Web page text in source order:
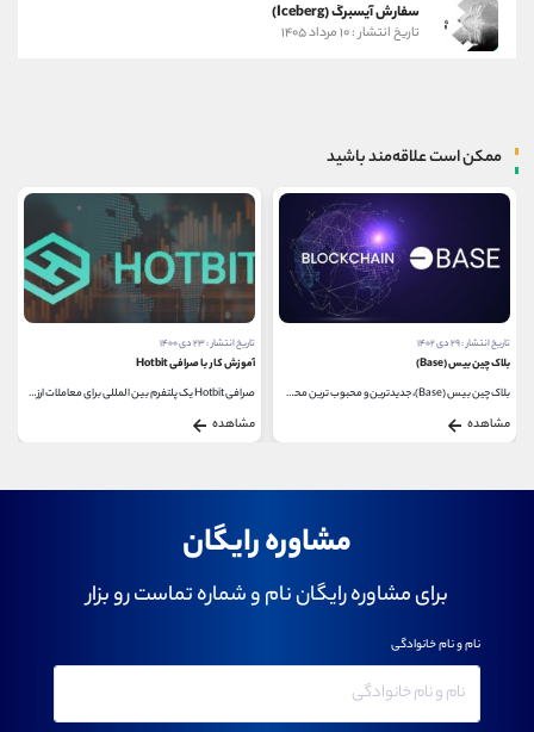
سفارش آیسبرگ (Iceberg)
تاریخ انتشار : ۱۰ مرداد ۱۴۰۵
ممکن است علاقه‌مند باشید
تاریخ انتشار : ۲۹ دی ۱۴۰۲
بلاک چین بیس (Base)
بلاک چین بیس (Base)، جدیدترین و محبوب ترین محصول...
مشاهده
تاریخ انتشار : ۲۳ دی ۱۴۰۰
آموزش کار با صرافی Hotbit
صرافی Hotbit یک پلتفرم بین المللی برای معاملات ارزهای...
مشاهده
مشاوره رایگان
برای مشاوره رایگان نام و شماره تماست رو بزار
نام و نام خانوادگی